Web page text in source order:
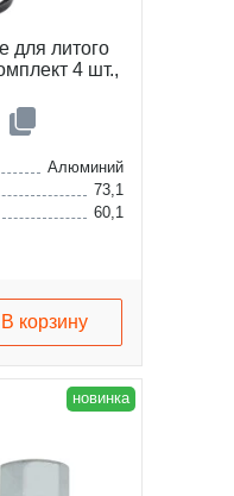
для литого
4 шт.,
Алюминий
73,1
60,1
В корзину
новинка